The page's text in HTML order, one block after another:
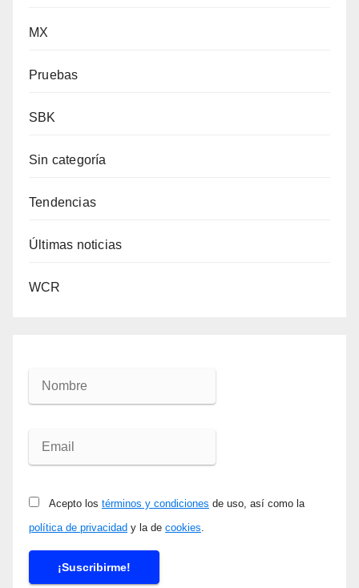
MX
Pruebas
SBK
Sin categoría
Tendencias
Últimas noticias
WCR
Acepto los términos y condiciones de uso, así como la
política de privacidad y la de cookies